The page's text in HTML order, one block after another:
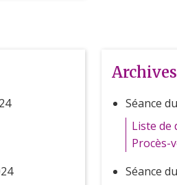
Séance
Liste de
Procès-
Séance